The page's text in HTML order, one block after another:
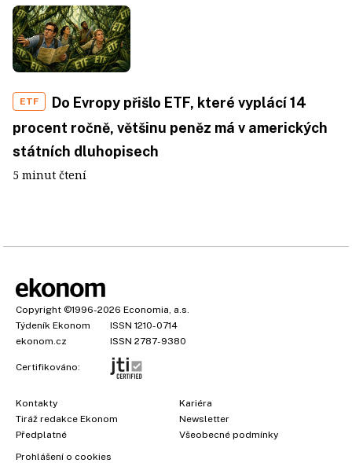
ETF
Do Evropy přišlo ETF, které vyplácí 14
procent ročně, většinu peněz má v amerických
státních dluhopisech
5 minut čtení
Copyright ©1996-2026 Economia, a.s.
Týdeník Ekonom
ISSN 1210-0714
ekonom.cz
ISSN 2787-9380
Certifikováno:
Kontakty
Tiráž redakce Ekonom
Předplatné
Kariéra
Newsletter
Všeobecné podmínky
Prohlášení o cookies